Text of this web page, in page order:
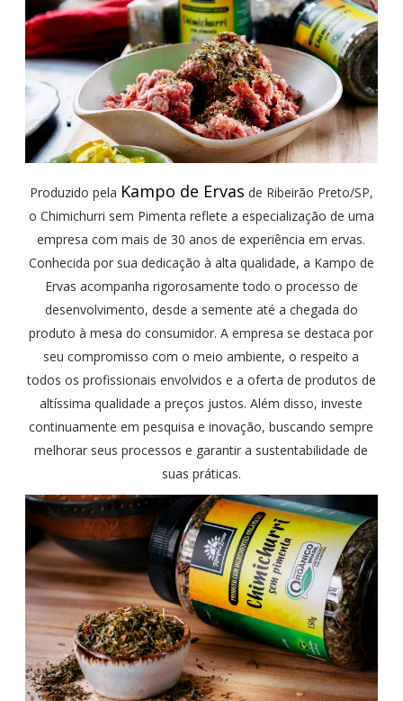
Produzido pela Kampo de Ervas de Ribeirão Preto/SP,
o Chimichurri sem Pimenta reflete a especialização de uma
empresa com mais de 30 anos de experiência em ervas.
Conhecida por sua dedicação à alta qualidade, a Kampo de
Ervas acompanha rigorosamente todo o processo de
desenvolvimento, desde a semente até a chegada do
produto à mesa do consumidor. A empresa se destaca por
seu compromisso com o meio ambiente, o respeito a
todos os profissionais envolvidos e a oferta de produtos de
altíssima qualidade a preços justos. Além disso, investe
continuamente em pesquisa e inovação, buscando sempre
melhorar seus processos e garantir a sustentabilidade de
suas práticas.